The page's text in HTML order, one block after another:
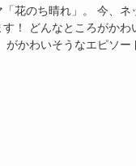
花のち晴れ」。 今、ネ
！ どんなところがかわ
がかわいそうなエピソー